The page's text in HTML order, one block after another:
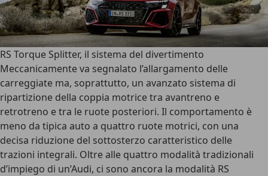
RS Torque Splitter, il sistema del divertimento
Meccanicamente va segnalato l’allargamento delle
carreggiate ma, soprattutto, un avanzato sistema di
ripartizione della coppia motrice tra avantreno e
retrotreno e tra le ruote posteriori. Il comportamento è
meno da tipica auto a quattro ruote motrici, con una
decisa riduzione del sottosterzo caratteristico delle
trazioni integrali. Oltre alle quattro modalità tradizionali
d’impiego di un’Audi, ci sono ancora la modalità RS